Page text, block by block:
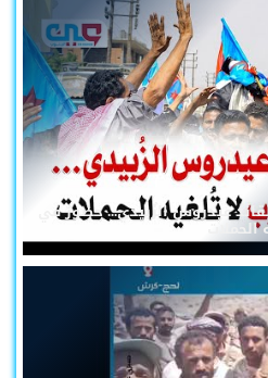
عيدروس الزُبيدي... حضورٌ في
الحملات